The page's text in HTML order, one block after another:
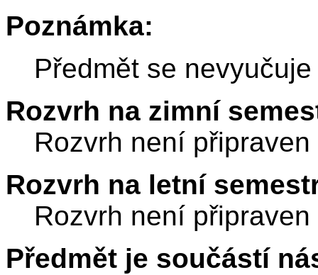
Poznámka:
Předmět se
Rozvrh na zimní
Rozvrh není připraven
Rozvrh na letní
Rozvrh není připraven
Předmět je součástí